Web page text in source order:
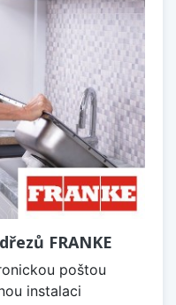
FRANKE
poštou
instalaci